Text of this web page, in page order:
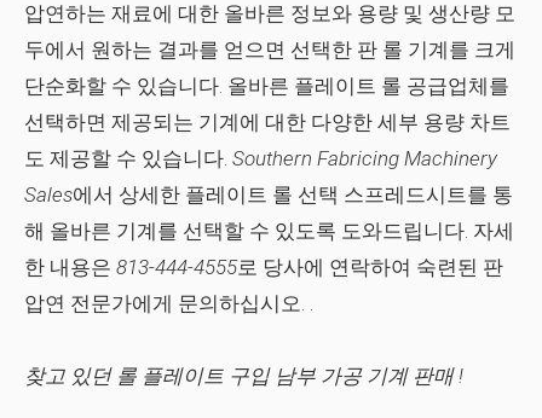
압연하는 재료에 대한 올바른 정보와 용량 및 생산량 모
두에서 원하는 결과를 얻으면 선택한 판 롤 기계를 크게
단순화할 수 있습니다. 올바른 플레이트 롤 공급업체를
선택하면 제공되는 기계에 대한 다양한 세부 용량 차트
도 제공할 수 있습니다. Southern Fabricing Machinery
Sales에서 상세한 플레이트 롤 선택 스프레드시트를 통
해 올바른 기계를 선택할 수 있도록 도와드립니다. 자세
한 내용은 813-444-4555로 당사에 연락하여 숙련된 판
압연 전문가에게 문의하십시오. .
찾고 있던 롤 플레이트 구입 남부 가공 기계 판매 !